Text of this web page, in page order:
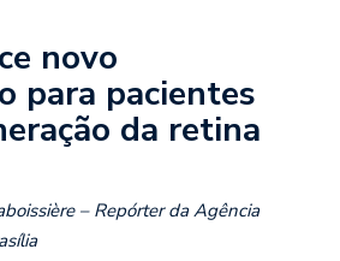
novo
para pacientes
da retina
– Repórter da Agência